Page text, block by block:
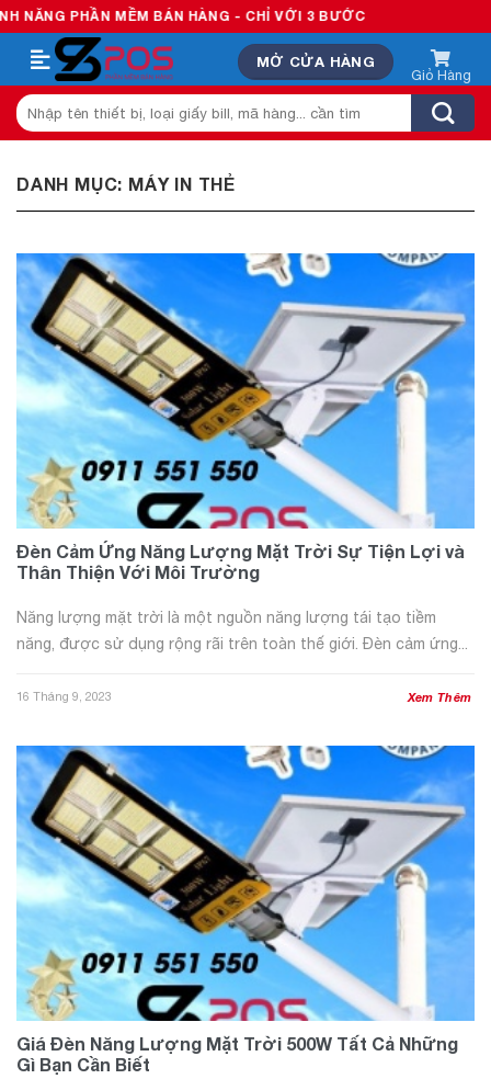
Skip
to
content
MỀM BÁN HÀNG - CHỈ VỚI 3 BƯỚC
MỞ CỬA HÀNG
Tìm
kiếm:
DANH MỤC: MÁY IN THẺ
Đèn Cảm Ứng Năng Lượng Mặt Trời Sự Tiện Lợi và
Thân Thiện Với Môi Trường
16 Tháng 9, 2023
Năng lượng mặt trời là một nguồn năng lượng tái tạo tiềm
năng, được sử dụng rộng rãi trên toàn thế giới. Đèn cảm ứng...
Xem Thêm
Giá Đèn Năng Lượng Mặt Trời 500W Tất Cả Những
Gì Bạn Cần Biết